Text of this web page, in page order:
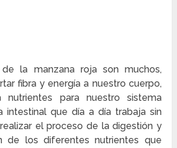
de la manzana roja son muchos,
fibra y energía a nuestro cuerpo,
nutrientes para nuestro sistema
intestinal que día a día trabaja sin
el proceso de la digestión y
de los diferentes nutrientes que